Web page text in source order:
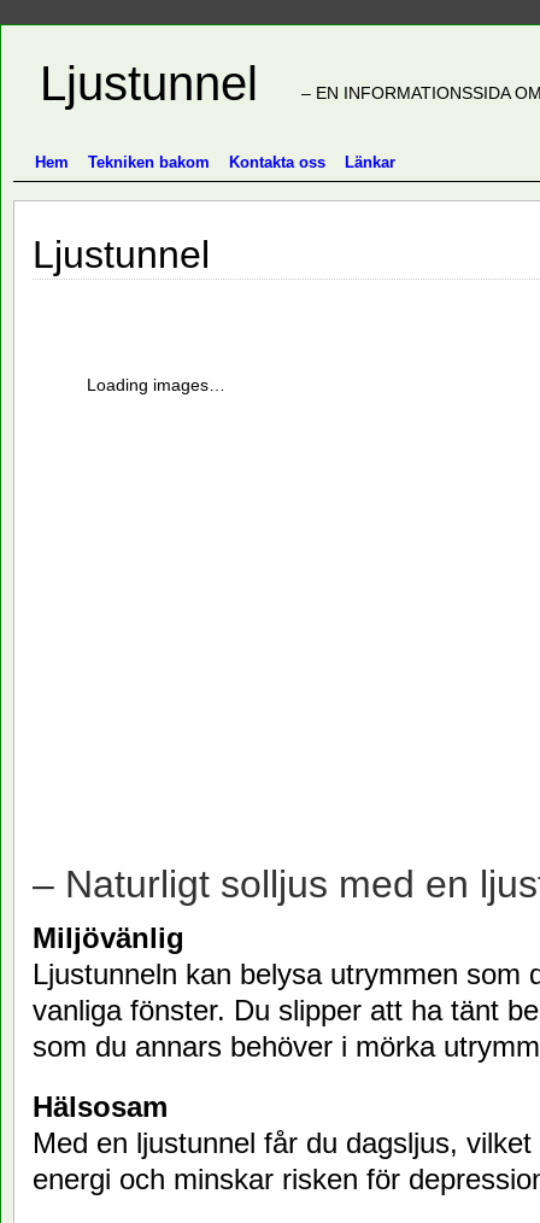
Ljustunnel – EN INFORMATIONSSIDA
Hem Tekniken bakom Kontakta oss Länkar
Ljustunnel
Loading images…
– Naturligt solljus med en
Miljövänlig
Ljustunneln kan belysa utrymmen som
vanliga fönster. Du slipper att ha tänt
som du annars behöver i mörka
Hälsosam
Med en ljustunnel får du dagsljus,
energi och minskar risken för